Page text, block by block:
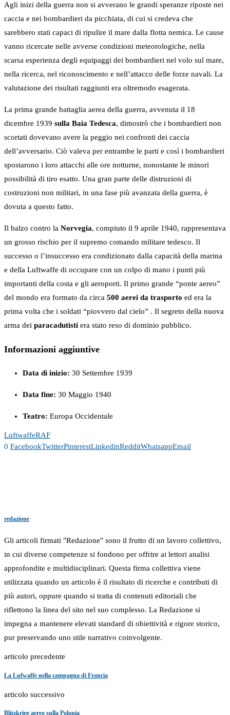
Agli inizi della guerra non si avverano le grandi speranze riposte nei
caccia e nei bombardieri da picchiata, di cui si credeva che
sarebbero stati capaci di ripulire il mare dalla flotta nemica. Le cause
vanno ricercate nelle avverse condizioni meteorologiche, nella
scarsa esperienza degli equipaggi dei bombardieri nel volo sul mare,
nella ricerca, nel riconoscimento e nell’attacco delle forze navali. La
valutazione dei risultati raggiunti era oltremodo esagerata.
La prima grande battaglia aerea della guerra, avvenuta il 18
dicembre 1939 sulla Baia Tedesca, dimostrò che i bombardieri non
scortati dovevano avere la peggio nei confronti dei caccia
dell’avversario. Ciò valeva per entrambe le parti e così i bombardieri
spostarono i loro attacchi alle ore notturne, nonostante le minori
possibilità di tiro esatto. Una gran parte delle distruzioni di
costruzioni non militari, in una fase più avanzata della guerra, è
dovuta a questo fatto.
Il balzo contro la Norvegia, compiuto il 9 aprile 1940, rappresentava
un grosso rischio per il supremo comando militare tedesco. Il
successo o l’insuccesso era condizionato dalla capacità della marina
e della Luftwaffe di occupare con un colpo di mano i punti più
importanti della costa e gli aeroporti. Il primo grande “ponte aereo”
del mondo era formato da circa 500 aerei da trasporto ed era la
prima volta che i soldati “piovvero dal cielo” . Il segreto della nuova
arma dei paracadutisti era stato reso di dominio pubblico.
Informazioni aggiuntive
Data di inizio: 30 Settembre 1939
Data fine: 30 Maggio 1940
Teatro: Europa Occidentale
LuftwaffeRAF
0 FacebookTwitterPinterestLinkedinRedditWhatsappEmail
redazione
Gli articoli firmati "Redazione" sono il frutto di un lavoro collettivo,
in cui diverse competenze si fondono per offrire ai lettori analisi
approfondite e multidisciplinari. Questa firma collettiva viene
utilizzata quando un articolo è il risultato di ricerche e contributi di
più autori, oppure quando si tratta di contenuti editoriali che
riflettono la linea del sito nel suo complesso. La Redazione si
impegna a mantenere elevati standard di obiettività e rigore storico,
pur preservando uno stile narrativo coinvolgente.
articolo precedente
La Lufwaffe nella campagna di Francia
articolo successivo
Blitzkrieg aereo sulla Polonia